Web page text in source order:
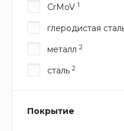
CrMoV 1
глеродистая
металл 2
сталь 2
Покрытие